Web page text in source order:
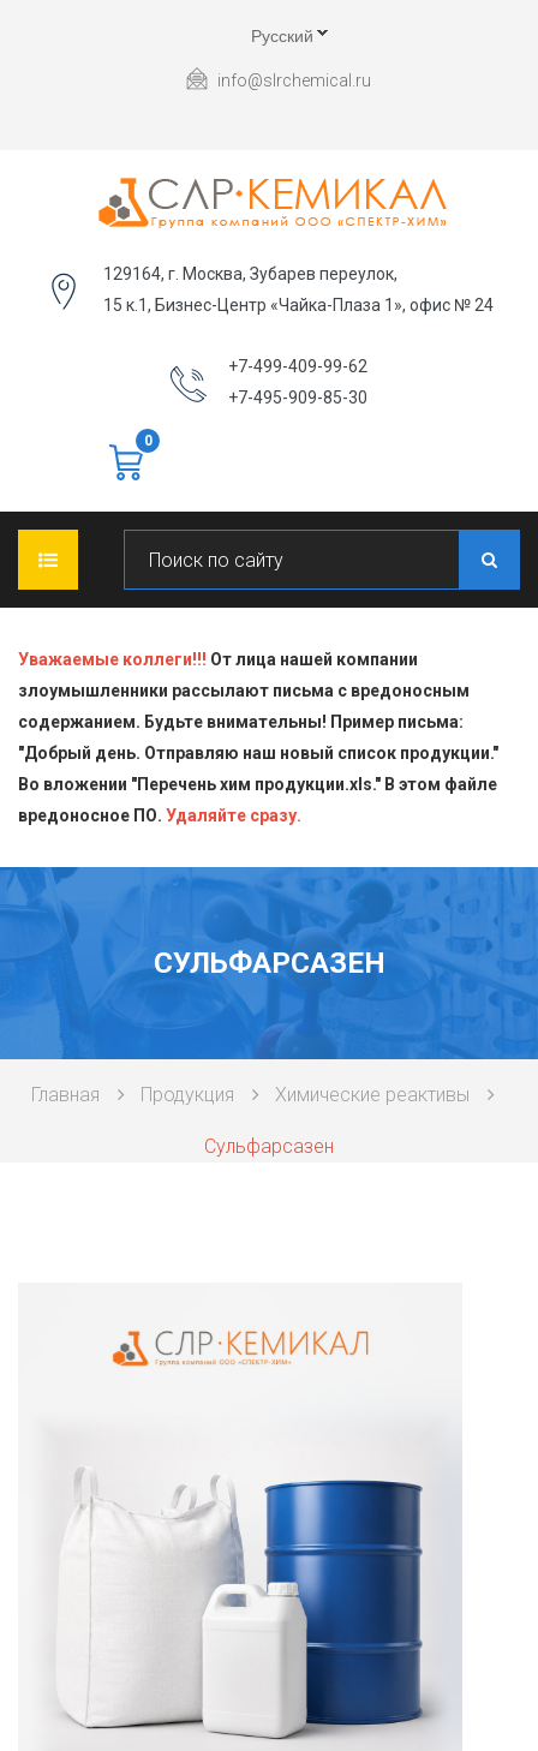
Русский
info@slrchemical.ru
129164, г. Москва, Зубарев переулок,
15 к.1, Бизнес-Центр «Чайка-Плаза 1», офис № 24
+7-499-409-99-62
+7-495-909-85-30
0
О КОМПАНИИ
ПРОДУКЦИЯ
Блескообразующие добавки
Индикаторы
Кислоты
Пищевая химия для производств
Стандарт-титры
СТАТЬИ
ДОСТАВКА
СЕРТИФИКАТЫ
КОНТАКТЫ
Уважаемые коллеги!!! От лица нашей компании
злоумышленники рассылают письма с вредоносным
содержанием. Будьте внимательны! Пример письма:
"Добрый день. Отправляю наш новый список продукции."
Во вложении "Перечень хим продукции.xls." В этом файле
вредоносное ПО. Удаляйте сразу.
СУЛЬФАРСАЗЕН
Главная Продукция Химические реактивы
Сульфарсазен